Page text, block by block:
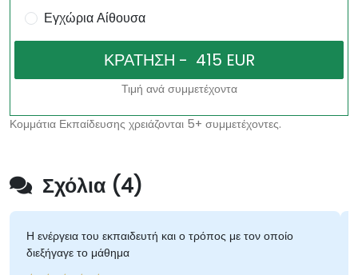
Εγχώρια Αίθουσα
Τιμή ανά συμμετέχοντα
Κομμάτια Εκπαίδευσης χρειάζονται 5+ συμμετέχοντες.
Σχόλια (4)
Η ενέργεια του εκπαιδευτή και ο τρόπος με τον οποίο
διεξήγαγε το μάθημα